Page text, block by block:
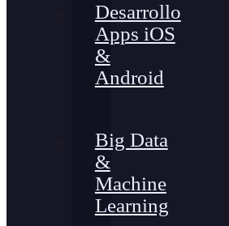
Desarrollo
Apps iOS
&
Android
Big Data
&
Machine
Learning